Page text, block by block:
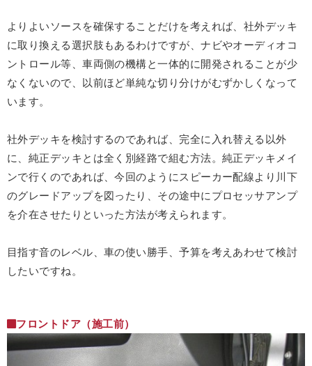
よりよいソースを確保することだけを考えれば、社外デッキ
に取り換える選択肢もあるわけですが、ナビやオーディオコ
ントロール等、車両側の機構と一体的に開発されることが少
なくないので、以前ほど単純な切り分けがむずかしくなって
います。
社外デッキを検討するのであれば、完全に入れ替える以外
に、純正デッキとは全く別経路で組む方法。純正デッキメイ
ンで行くのであれば、今回のようにスピーカー配線より川下
のグレードアップを図ったり、その途中にプロセッサアンプ
を介在させたりといった方法が考えられます。
目指す音のレベル、車の使い勝手、予算を考えあわせて検討
したいですね。
フロントドア（施工前）